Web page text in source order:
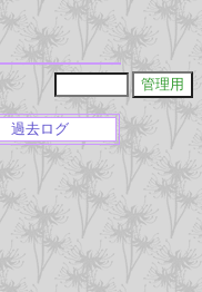
過去ログ